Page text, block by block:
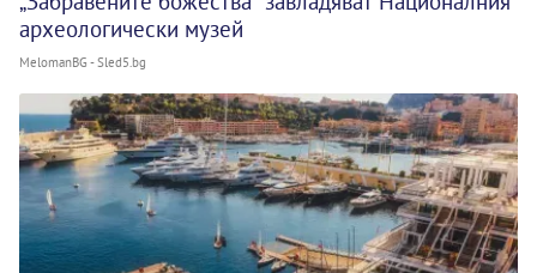
археологически музей
MelomanBG - Sled5.bg